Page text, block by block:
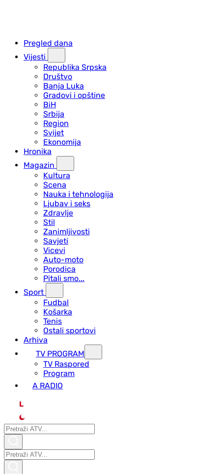
Pregled dana
Vijesti
Republika Srpska
Društvo
Banja Luka
Gradovi i opštine
BiH
Srbija
Region
Svijet
Ekonomija
Hronika
Magazin
Kultura
Scena
Nauka i tehnologija
Ljubav i seks
Zdravlje
Stil
Zanimljivosti
Savjeti
Vicevi
Auto-moto
Porodica
Pitali smo...
Sport
Fudbal
Košarka
Tenis
Ostali sportovi
Arhiva
TV PROGRAM
ТV Raspored
Program
A RADIO
L